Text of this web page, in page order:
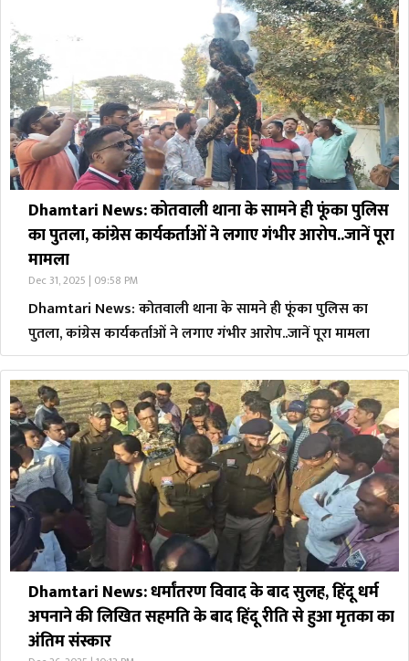
Dhamtari News: कोतवाली थाना के सामने ही फूंका पुलिस
का पुतला, कांग्रेस कार्यकर्ताओं ने लगाए गंभीर आरोप..जानें पूरा
मामला
Dec 31, 2025 | 09:58 PM
Dhamtari News: कोतवाली थाना के सामने ही फूंका पुलिस का
पुतला, कांग्रेस कार्यकर्ताओं ने लगाए गंभीर आरोप..जानें पूरा मामला
Dhamtari News: धर्मांतरण विवाद के बाद सुलह, हिंदू धर्म
अपनाने की लिखित सहमति के बाद हिंदू रीति से हुआ मृतका का
अंतिम संस्कार